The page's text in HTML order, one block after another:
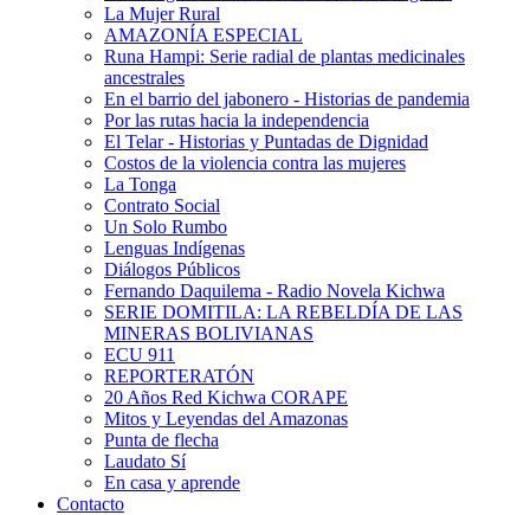
La Mujer Rural
AMAZONÍA ESPECIAL
Runa Hampi: Serie radial de plantas medicinales
ancestrales
En el barrio del jabonero - Historias de pandemia
Por las rutas hacia la independencia
El Telar - Historias y Puntadas de Dignidad
Costos de la violencia contra las mujeres
La Tonga
Contrato Social
Un Solo Rumbo
Lenguas Indígenas
Diálogos Públicos
Fernando Daquilema - Radio Novela Kichwa
SERIE DOMITILA: LA REBELDÍA DE LAS
MINERAS BOLIVIANAS
ECU 911
REPORTERATÓN
20 Años Red Kichwa CORAPE
Mitos y Leyendas del Amazonas
Punta de flecha
Laudato Sí
En casa y aprende
Contacto